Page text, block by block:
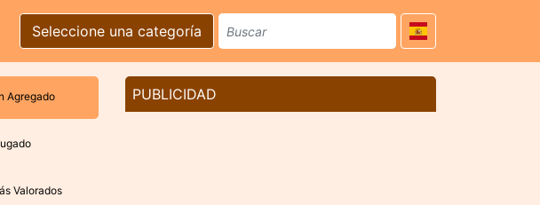
Seleccione una categoría
Agregado
Valorados
PUBLICIDAD